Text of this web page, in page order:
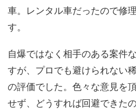
車。レンタル車だったので修
す。
自爆ではなく相手のある案件
すが、プロでも避けられない
の評価でした。色々な意見を
せず、どうすれば回避できた